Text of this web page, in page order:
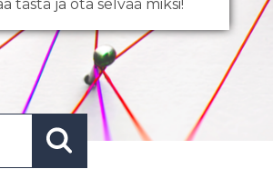
tästä ja ota selvää miksi!